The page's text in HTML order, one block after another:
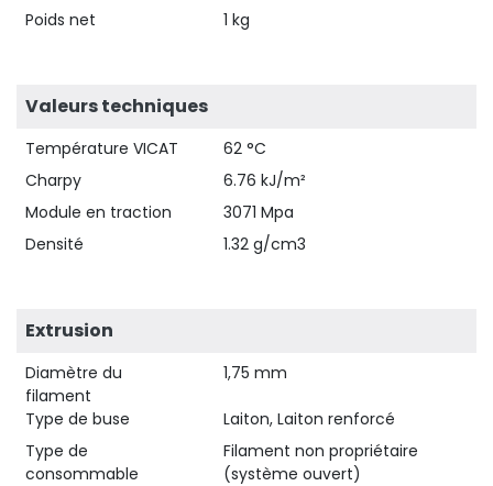
Poids net
1 kg
Valeurs techniques
Température VICAT
62 °C
Charpy
6.76 kJ/m²
Module en traction
3071 Mpa
Densité
1.32 g/cm3
Extrusion
Diamètre du
filament
1,75 mm
Type de buse
Laiton, Laiton renforcé
Type de
consommable
Filament non propriétaire
(système ouvert)